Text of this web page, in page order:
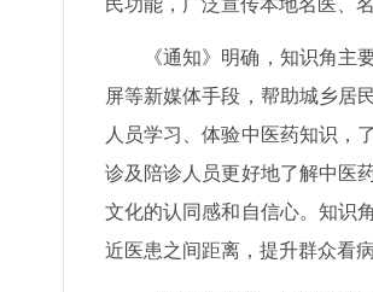
民功能，广泛宣传本地名医、
《通知》明确，知识角
屏等新媒体手段，帮助城乡居
人员学习、体验中医药知识，
诊及陪诊人员更好地了解中医
文化的认同感和自信心。知识
近医患之间距离，提升群众看